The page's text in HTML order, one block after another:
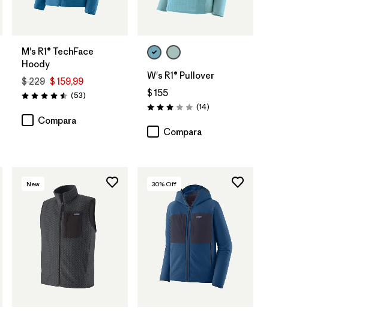
M's R1® TechFace
Hoody
$ 229 $ 159,99
Valoración: 4.5 / 5
(53Comentarios
)
Compara
W's R1® Pullover
$ 155
Valoración: 3.0 / 5
(14Comentarios
)
Compara
New 30% Off